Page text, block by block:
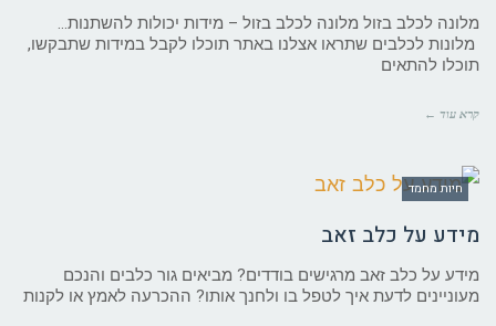
מלונה לכלב בזול מלונה לכלב בזול – מידות יכולות להשתנות…
מלונות לכלבים שתראו אצלנו באתר תוכלו לקבל במידות שתבקשו,
תוכלו להתאים
קרא עוד ←
חיות מחמד
מידע על כלב זאב
מידע על כלב זאב מרגישים בודדים? מביאים גור כלבים והנכם
מעוניינים לדעת איך לטפל בו ולחנך אותו? ההכרעה לאמץ או לקנות